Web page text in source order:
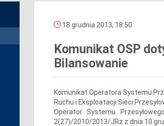
18 grudnia 2013, 18:50
Komunikat OSP
Bilansowanie
Komunikat Operatora Systemu
Ruchu i Eksploatacji Sieci
Operator Systemu
2(27)/2010/2013/JRz z dnia 10